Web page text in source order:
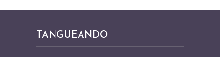
TANGUEANDO